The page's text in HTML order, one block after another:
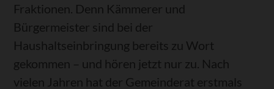
Fraktionen. Denn Kämmerer und
Bürgermeister sind bei der
Haushaltseinbringung bereits zu Wort
gekommen – und hören jetzt nur zu. Nach
vielen Jahren hat der Gemeinderat erstmals